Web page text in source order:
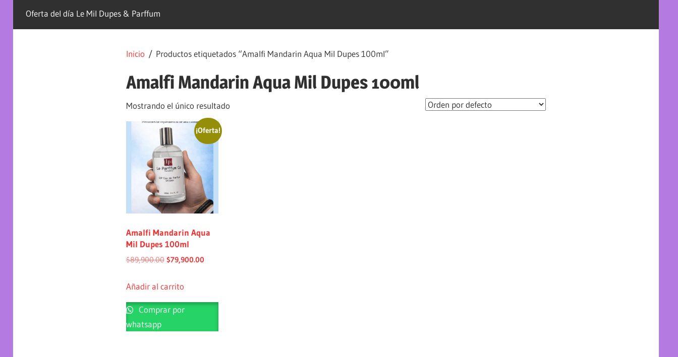
Oferta del día Le Mil Dupes & Parffum
Inicio / Productos etiquetados “Amalfi Mandarin Aqua Mil Dupes 100ml”
Amalfi Mandarin Aqua Mil Dupes 100ml
Mostrando el único resultado
¡Oferta!
Amalfi Mandarin Aqua
Mil Dupes 100ml
$89,900.00 $79,900.00
Añadir al carrito
Comprar por
whatsapp